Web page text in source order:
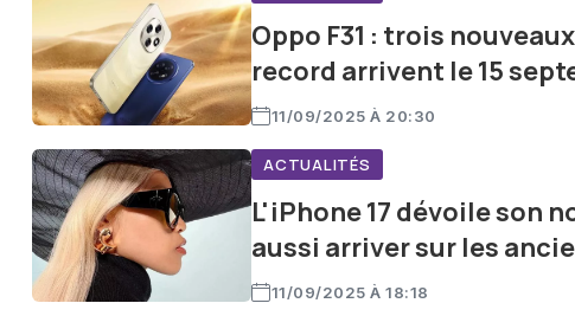
Oppo F31 : trois
record arrivent le 15
11/09/2025 À 20:30
ACTUALITÉS
L'iPhone 17 dévoile son
aussi arriver sur les
11/09/2025 À 18:18